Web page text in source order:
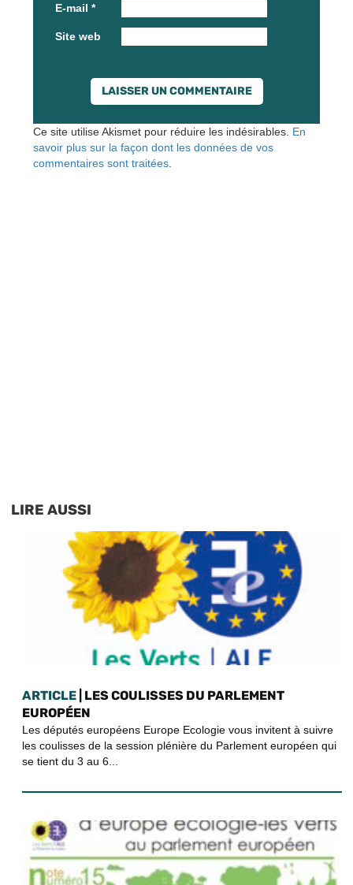
E-mail *
Site web
Ce site utilise Akismet pour réduire les indésirables. En
savoir plus sur la façon dont les données de vos
commentaires sont traitées
LIRE AUSSI
ARTICLE | LES COULISSES DU PARLEMENT
EUROPÉEN
Les députés européens Europe Ecologie vous invitent à suivre
les coulisses de la session plénière du Parlement européen qui
se tient du 3 au 6...